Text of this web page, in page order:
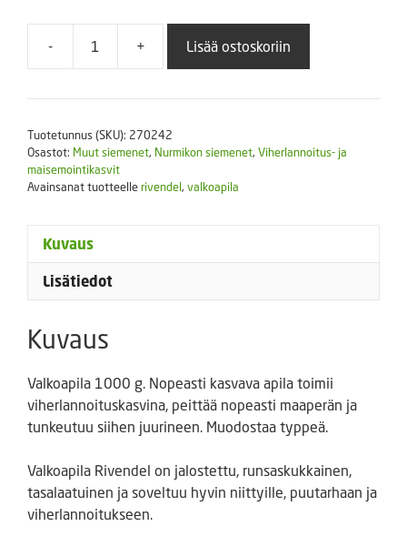
-
Valkoapila
g
pienilehtinen
+ Lisää ostoskoriin
Tuotetunnus (SKU): 270242
Osastot: Muut siemenet, Nurmikon siemenet, Viherlannoitus- ja
maisemointikasvit
Avainsanat tuotteellerivendel, valkoapila
Kuvaus
Lisätiedot
Kuvaus
Valkoapila 1000 g. Nopeasti kasvava apila toimii
viherlannoituskasvina, peittää nopeasti maaperän ja
tunkeutuu siihen juurineen. Muodostaa typpeä.
Valkoapila Rivendel on jalostettu, runsaskukkainen,
tasalaatuinen ja soveltuu hyvin niittyille, puutarhaan ja
viherlannoitukseen.